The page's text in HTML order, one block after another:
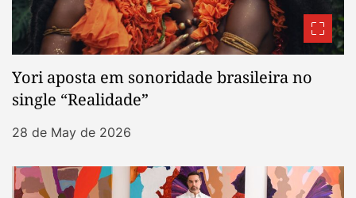
Yori aposta em sonoridade brasileira no
single “Realidade”
28 de May de 2026